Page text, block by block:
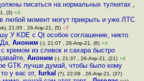
писаться на нормальных тулкитах ,
(3) +4
любой момент могут прикрыть и уже ЛТС
21:05 , 26-Апр-21, (5) –7
У KDE с Qt особое соглашение, никто
, Аноним (-), 21:07 , 26-Апр-21, (6) +4
кремом из сливок и сахара быстро
, Аноним (-), 21:37 , 26-Апр-21, (21) +4
GTK лучше думай, чтобы было кому
у вас от,furkal (?), 22:08 , 26-Апр-21, (37)